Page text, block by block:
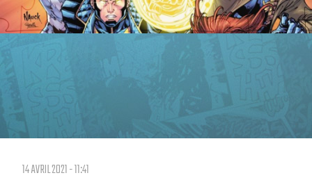
14 AVRIL 2021 - 11:41